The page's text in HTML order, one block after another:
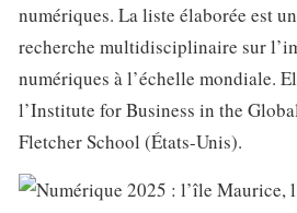
numériques. La liste élaborée est
recherche multidisciplinaire sur
numériques à l’échelle mondiale.
l’Institute for Business in the
Fletcher School (États-Unis).